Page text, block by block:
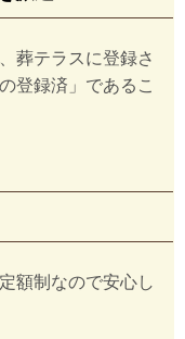
葬テラスに登録さ
登録済」であるこ
額制なので安心し